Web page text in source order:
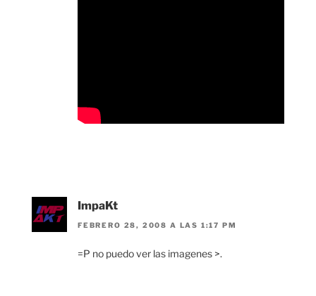
ImpaKt
FEBRERO 28, 2008 A LAS 1:17 PM
=P no puedo ver las imagenes >.